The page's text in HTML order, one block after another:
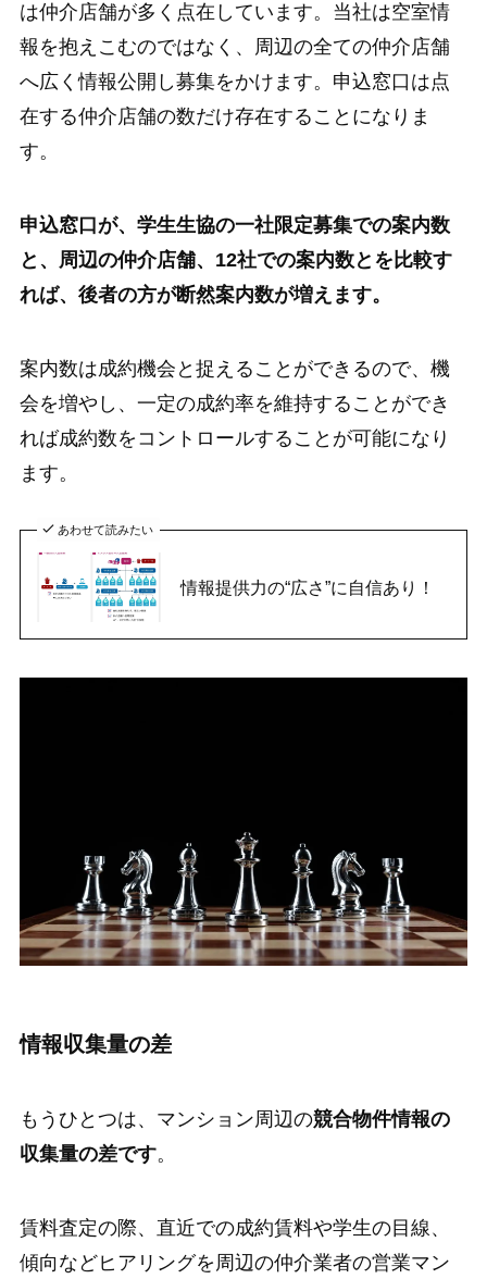
は仲介店舗が多く点在しています。当社は空室情
報を抱えこむのではなく、周辺の全ての仲介店舗
へ広く情報公開し募集をかけます。申込窓口は点
在する仲介店舗の数だけ存在することになりま
す。
申込窓口が、学生生協の一社限定募集での案内数
と、周辺の仲介店舗、12社での案内数とを比較す
れば、後者の方が断然案内数が増えます。
案内数は成約機会と捉えることができるので、機
会を増やし、一定の成約率を維持することができ
れば成約数をコントロールすることが可能になり
ます。
あわせて読みたい
情報提供力の“広さ”に自信あり！
情報収集量の差
もうひとつは、マンション周辺の競合物件情報の
収集量の差です。
賃料査定の際、直近での成約賃料や学生の目線、
傾向などヒアリングを周辺の仲介業者の営業マン